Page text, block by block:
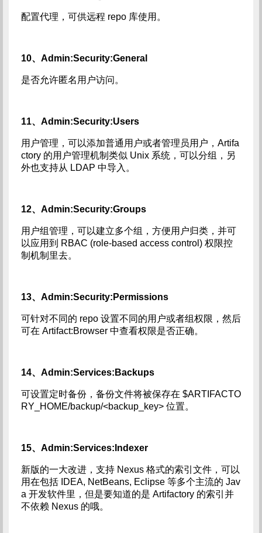
配置代理，可供远程 repo 库使用。
10、Admin:Security:General
是否允许匿名用户访问。
11、Admin:Security:Users
用户管理，可以添加普通用户或者管理员用户，Artifa
ctory 的用户管理机制类似 Unix 系统，可以分组，另
外也支持从 LDAP 中导入。
12、Admin:Security:Groups
用户组管理，可以建立多个组，方便用户归类，并可
以应用到 RBAC (role-based access control) 权限控
制机制里去。
13、Admin:Security:Permissions
可针对不同的 repo 设置不同的用户或者组权限，然后
可在 Artifact:Browser 中查看权限是否正确。
14、Admin:Services:Backups
可设置定时备份，备份文件将被保存在 $ARTIFACTO
RY_HOME/backup/<backup_key> 位置。
15、Admin:Services:Indexer
新版的一大改进，支持 Nexus 格式的索引文件，可以
用在包括 IDEA, NetBeans, Eclipse 等多个主流的 Jav
a 开发软件里，但是要知道的是 Artifactory 的索引并
不依赖 Nexus 的哦。